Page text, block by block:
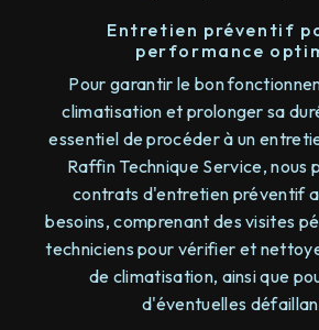
Entretien préventif
performance
Pour garantir le bon
climatisation et prolonger sa
essentiel de procéder à un
Raffin Technique Service, nous
contrats d'entretien préventif
besoins, comprenant des visites
techniciens pour vérifier et
de climatisation, ainsi que
d'éventuelles